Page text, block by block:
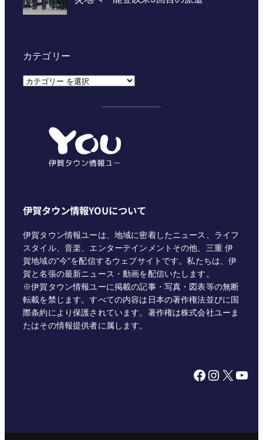
カテゴリー
カ
伊賀タウン情報YOUについて
伊賀タウン情報ユーは、地域に密着したニュース、ライフ
スタイル、音楽、エンターテインメントその他、三重 伊
賀地域の"今"を配信するウェブサイトです。私たちは、伊
賀と名張の最新ニュース・動画を配信いたします。
※伊賀タウン情報ユーに掲載の記事・写真・図表等の無断
転載を禁じます。すべての内容は日本の著作権法並びに国
際条約により保護されています。著作権は株式会社ユーま
たはその情報提供者に属します。
Facebook Instagram X YouTube